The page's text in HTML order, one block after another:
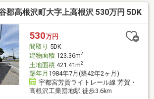
、周辺環境の気づきや住んでみてからのイ
くなります♪ ご内覧ご希望の方はご希望の日
し付けください^^ ＝＝＝＝＝センチュ
ト＝＝＝＝＝ ＴＥＬ：０１２０－８０３
＝＝＝＝＝＝＝＝＝＝＝＝＝＝＝＝＝＝
郡高根沢町大字上高根沢 530万円 5DK
530万円
間取り 5DK
建物面積123.36m2
土地面積421.41m2
築年月 1984年7月(築42年2ヶ月)
宇都宮芳賀ライトレール線 芳賀・
高根沢工業団地駅 徒歩3.6km